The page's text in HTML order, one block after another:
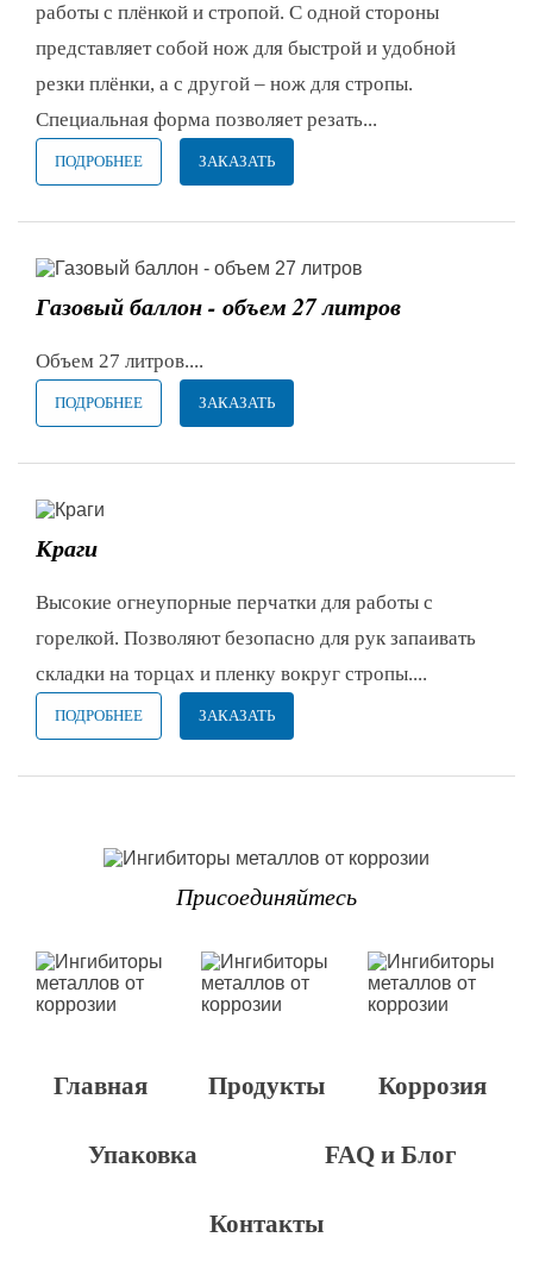
работы с плёнкой и стропой. С одной стороны
представляет собой нож для быстрой и удобной
резки плёнки, а с другой – нож для стропы.
Специальная форма позволяет резать...
ПОДРОБНЕЕ ЗАКАЗАТЬ
Газовый баллон - объем 27 литров
Объем 27 литров....
ПОДРОБНЕЕ ЗАКАЗАТЬ
Краги
Высокие огнеупорные перчатки для работы с
горелкой. Позволяют безопасно для рук запаивать
складки на торцах и пленку вокруг стропы....
ПОДРОБНЕЕ ЗАКАЗАТЬ
Присоединяйтесь
Главная Продукты Коррозия
Упаковка FAQ и Блог
Контакты